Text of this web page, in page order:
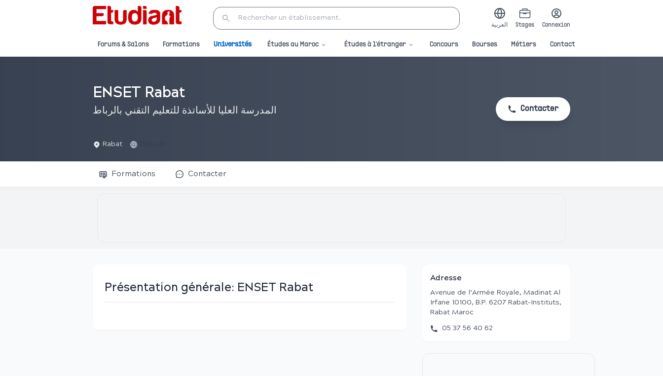
العربية Stages Connexion
Forums & Salons Formations Universités Études au Maroc Études à l'étranger Concours Bourses Métiers Contact
ENSET Rabat
المدرسة العليا للأساتذة للتعليم التقني بالرباط
Rabat
Contacter
Formations Contacter
Présentation générale: ENSET Rabat
Adresse
Avenue de l’Armée Royale, Madinat Al
Irfane 10100, B.P. 6207 Rabat-Instituts,
Rabat Maroc
05 37 56 40 62